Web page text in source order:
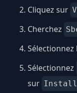
Cliquez sur
Cherchez
Sélectionnez
sur